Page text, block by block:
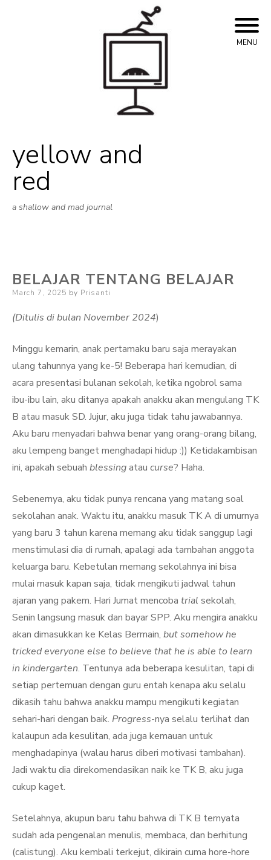
yellow and
red
a shallow and mad journal
MENU
BELAJAR TENTANG BELAJAR
Posted
March 7, 2025 by Prisanti
(Ditulis di bulan November 2024)
Minggu kemarin, anak pertamaku baru saja merayakan
ulang tahunnya yang ke-5! Beberapa hari kemudian, di
acara presentasi bulanan sekolah, ketika ngobrol sama
ibu-ibu lain, aku ditanya apakah anakku akan mengulang TK
B atau masuk SD. Jujur, aku juga tidak tahu jawabannya.
Aku baru menyadari bahwa benar yang orang-orang bilang,
aku lempeng banget menghadapi hidup :)) Ketidakambisan
ini, apakah sebuah blessingatau curse? Haha.
Sebenernya, aku tidak punya rencana yang matang soal
sekolahan anak. Waktu itu, anakku masuk TK A di umurnya
yang baru 3 tahun karena memang aku tidak sanggup lagi
menstimulasi dia di rumah, apalagi ada tambahan anggota
keluarga baru. Kebetulan memang sekolahnya ini bisa
mulai masuk kapan saja, tidak mengikuti jadwal tahun
ajaran yang pakem. Hari Jumat mencoba trial sekolah,
Senin langsung masuk dan bayar SPP. Aku mengira anakku
akan dimasukkan ke Kelas Bermain, but somehow he
tricked everyone else to believe that he is able to learn
in kindergarten. Tentunya ada beberapa kesulitan, tapi di
setiap pertemuan dengan guru entah kenapa aku selalu
dikasih tahu bahwa anakku mampu mengikuti kegiatan
sehari-hari dengan baik. Progress-nya selalu terlihat dan
kalaupun ada kesulitan, ada juga kemauan untuk
menghadapinya (walau harus diberi motivasi tambahan).
Jadi waktu dia direkomendasikan naik ke TK B, aku juga
cukup kaget.
Setelahnya, akupun baru tahu bahwa di TK B ternyata
sudah ada pengenalan menulis, membaca, dan berhitung
(calistung). Aku kembali terkejut, dikirain cuma hore-hore